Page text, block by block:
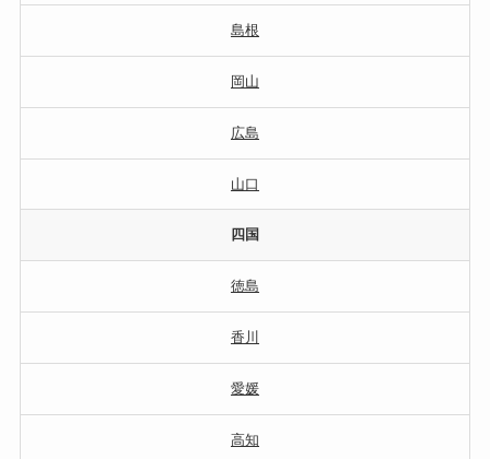
島根
岡山
広島
山口
四国
徳島
香川
愛媛
高知